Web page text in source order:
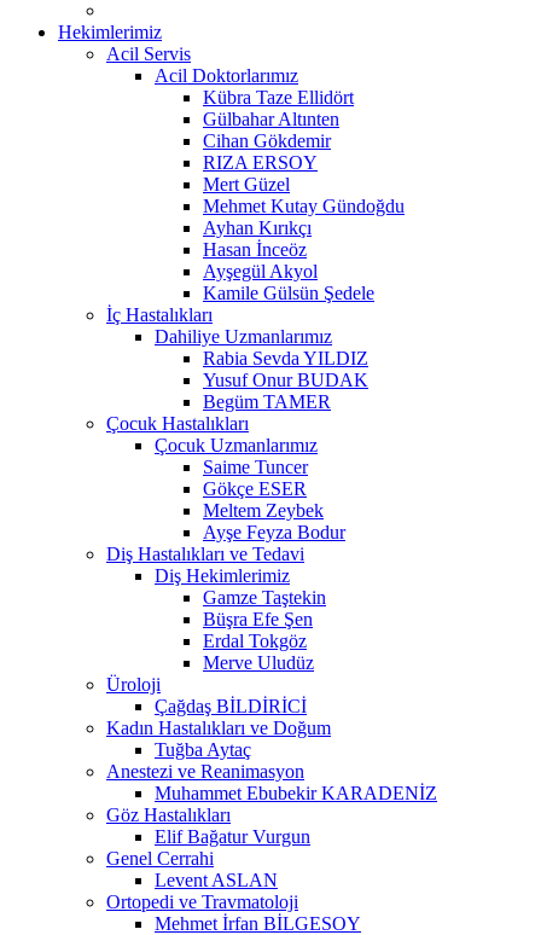
Hekimlerimiz
Acil Servis
Acil Doktorlarımız
Kübra Taze Ellidört
Gülbahar Altınten
Cihan Gökdemir
RIZA ERSOY
Mert Güzel
Mehmet Kutay Gündoğdu
Ayhan Kırıkçı
Hasan İnceöz
Ayşegül Akyol
Kamile Gülsün Şedele
İç Hastalıkları
Dahiliye Uzmanlarımız
Rabia Sevda YILDIZ
Yusuf Onur BUDAK
Begüm TAMER
Çocuk Hastalıkları
Çocuk Uzmanlarımız
Saime Tuncer
Gökçe ESER
Meltem Zeybek
Ayşe Feyza Bodur
Diş Hastalıkları ve Tedavi
Diş Hekimlerimiz
Gamze Taştekin
Büşra Efe Şen
Erdal Tokgöz
Merve Uludüz
Üroloji
Çağdaş BİLDİRİCİ
Kadın Hastalıkları ve Doğum
Tuğba Aytaç
Anestezi ve Reanimasyon
Muhammet Ebubekir KARADENİZ
Göz Hastalıkları
Elif Bağatur Vurgun
Genel Cerrahi
Levent ASLAN
Ortopedi ve Travmatoloji
Mehmet İrfan BİLGESOY